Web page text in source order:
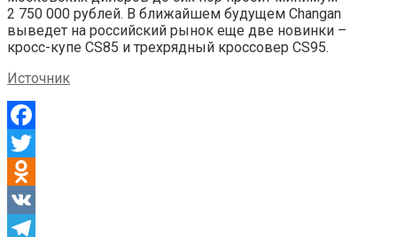
2 750 000 рублей. В ближайшем будущем Changan
выведет на российский рынок еще две новинки –
кросс-купе CS85 и трехрядный кроссовер CS95.
Источник
Facebook
Twitter
Odnoklassniki
VK